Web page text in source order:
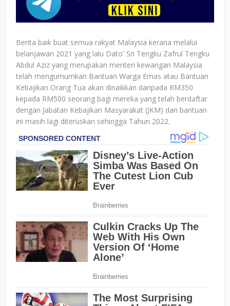
Berita baik buat semua rakyat Malaysia kerana melalui
belanjawan 2021 yang lalu Dato' Sri Tengku Zafrul Tengku
Abdul Aziz yang merupakan menteri kewangan Malaysia
telah mengumumkan Bantuan Warga Emas atau Bantuan
Kebajikan Orang Tua akan dinaikkan daripada RM350
kepada RM500 seorang bagi mereka yang telah berdaftar
dengan Jabatan Kebajikan Masyarakat (JKM) dan bantuan
ini masih lagi diteruskan sehingga Tahun 2022.